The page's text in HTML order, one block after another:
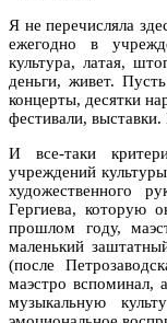
Я не перечисляла
ежегодно в
культура, латая,
деньги, живет.
концерты, десятки
фестивали,
И все-таки
учреждений
художественного
Гергиева, которую
прошлом году,
маленький
(после
маэстро вспоминал,
музыкальную